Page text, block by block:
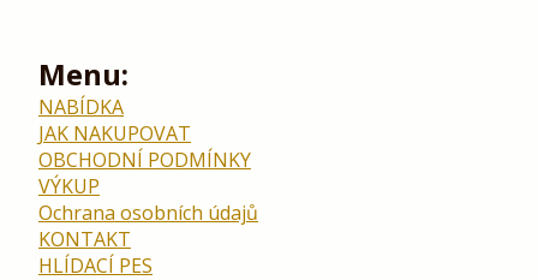
Menu:
NABÍDKA
JAK NAKUPOVAT
OBCHODNÍ PODMÍNKY
VÝKUP
Ochrana osobních údajů
KONTAKT
HLÍDACÍ PES